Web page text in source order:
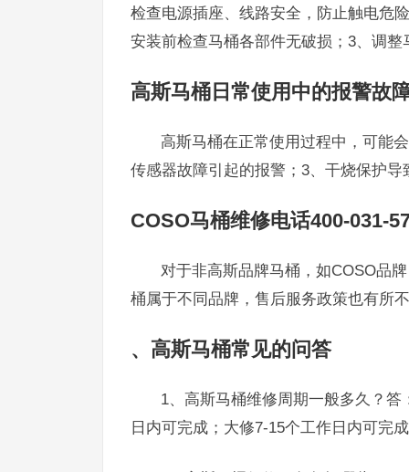
检查电源插座、线路安全，防止触电危
安装前检查马桶各部件无破损；3、调
高斯马桶日常使用中的报警故
高斯马桶在正常使用过程中，可能
传感器故障引起的报警；3、干烧保护
COSO马桶维修电话400-031-
对于非高斯品牌马桶，如COSO品
桶属于不同品牌，售后服务政策也有所
、高斯马桶常见的问答
1、高斯马桶维修周期一般多久？
日内可完成；大修7-15个工作日内可完